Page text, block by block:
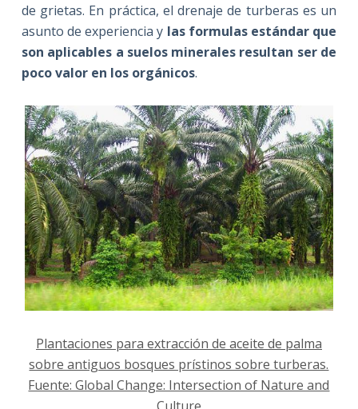
de grietas. En práctica, el drenaje de turberas es un
asunto de experiencia y las formulas estándar que
son aplicables a suelos minerales resultan ser de
poco valor en los orgánicos.
Plantaciones para extracción de aceite de palma
sobre antiguos bosques prístinos sobre turberas.
Fuente: Global Change: Intersection of Nature and